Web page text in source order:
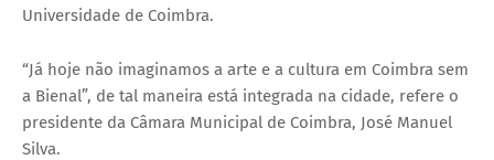
Universidade de Coimbra.
“Já hoje não imaginamos a arte e a cultura em Coimbra sem
a Bienal”, de tal maneira está integrada na cidade, refere o
presidente da Câmara Municipal de Coimbra, José Manuel
Silva.